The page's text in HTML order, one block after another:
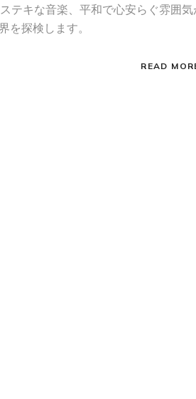
テキな音楽、平和で心安らぐ雰囲
を探検します。
READ